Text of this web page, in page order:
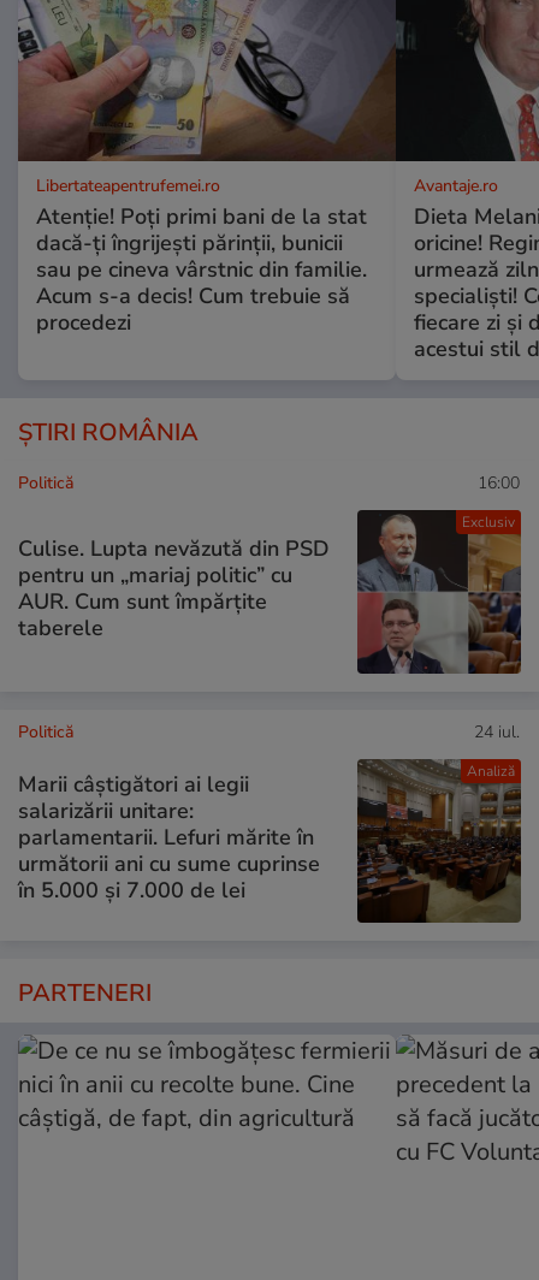
Libertateapentrufemei.ro
Atenție! Poți primi bani de la stat
dacă-ți îngrijești părinții, bunicii
sau pe cineva vârstnic din familie.
Acum s-a decis! Cum trebuie să
procedezi
Avantaje.ro
Dieta
oricine!
urmează
specialiști!
fiecare zi și
acestui stil
ȘTIRI ROMÂNIA
Exclusiv
Politică 16:00
Culise. Lupta nevăzută din PSD
pentru un „mariaj politic” cu
AUR. Cum sunt împărțite
taberele
Analiză
Politică 24 iul.
Marii câștigători ai legii
salarizării unitare:
parlamentarii. Lefuri mărite în
următorii ani cu sume cuprinse
în 5.000 și 7.000 de lei
PARTENERI